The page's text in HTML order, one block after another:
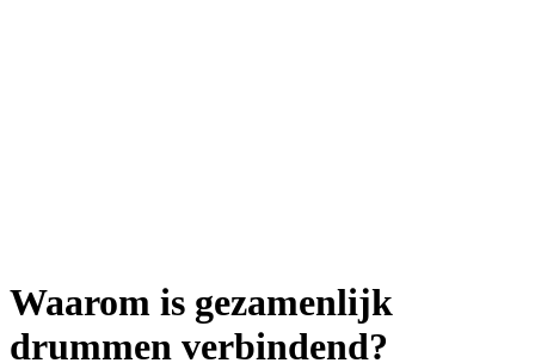
Waarom is gezamenlijk
drummen verbindend?